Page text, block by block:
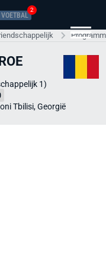
2
1)
Tbilisi, Georgië